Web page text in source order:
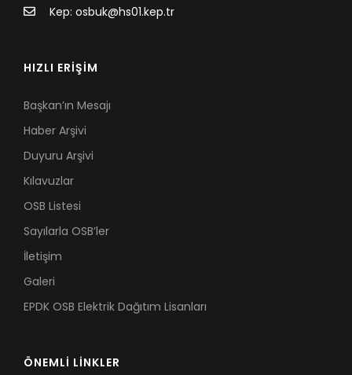
Kep: osbuk@hs01.kep.tr
HIZLI ERİŞİM
Başkan’ın Mesajı
Haber Arşivi
Duyuru Arşivi
Kılavuzlar
OSB Listesi
Sayılarla OSB’ler
İletişim
Galeri
EPDK OSB Elektrik Dağıtım Lisanları
ÖNEMLİ LİNKLER